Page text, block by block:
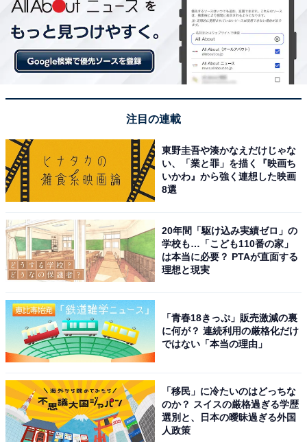
注目の連載
東野圭吾や湊かなえだけじゃな
い、「業と罪」を描く『映画ち
いかわ』から強く連想した映画
8選
20年間「駆け込み実績ゼロ」の
学校も…「こども110番の家」
は本当に必要？ PTAが直面する
理想と現実
「青春18きっぷ」販売激減の裏
に何が？ 連続利用の厳格化だけ
ではない「本当の理由」
「移民」に冷たいのはどっちな
のか？ スイスの厳格過ぎる学歴
選別と、日本の曖昧過ぎる外国
人政策